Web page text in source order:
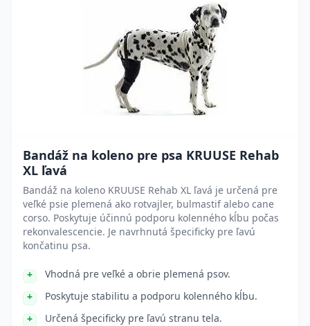
Bandáž na koleno pre psa KRUUSE Rehab
XL ľavá
Bandáž na koleno KRUUSE Rehab XL ľavá je určená pre
veľké psie plemená ako rotvajler, bulmastif alebo cane
corso. Poskytuje účinnú podporu kolenného kĺbu počas
rekonvalescencie. Je navrhnutá špecificky pre ľavú
končatinu psa.
Vhodná pre veľké a obrie plemená psov.
Poskytuje stabilitu a podporu kolenného kĺbu.
Určená špecificky pre ľavú stranu tela.